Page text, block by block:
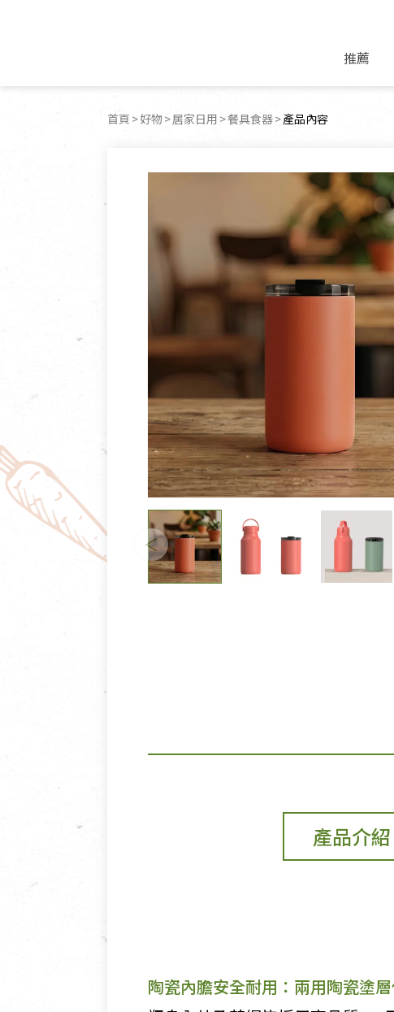
推薦
好康優惠
8月快閃商品優惠
中秋禮盒預購
7月惜福愛物
6月快閃商品-好評延
傳承經典優惠
文化好書優惠
米麵/調理食材
豆麥雜糧種子
乾貨/素料/植物肉
豆腐/天貝/豆製品
調味/醬料/烘焙食材
飲品/零食
果汁/醋飲/飲料
茶/咖啡/花果茶
沖調飲/穀麥片
蜂蜜/椰奶
休閒零食
堅果/果乾
清潔/防蟲/薰香
廚房用具/家電/家飾
牙膏/牙刷/漱口水
洗髮/潤髮/染髮
身體清潔/保養
不限類別
專題文章
食品與廠商
用品與廠商
土地與生態
蔬食營養力
生活提案
共好行動
分
產
產
大
里
理
加
首頁 好物 居家日用 餐具食器 目前頁面：
產品內容
產品介紹
陶瓷內膽安全耐用：兩用陶瓷塗